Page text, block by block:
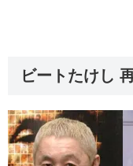
ビートたけし